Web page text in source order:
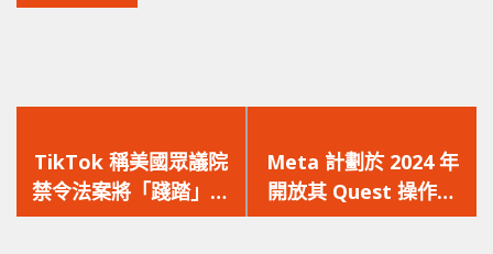
一
篇
文
TikTok 稱美國眾議院
禁令法案將「踐踏」言
論自由！
一
篇
文
Meta 計劃於 2024 年
開放其 Quest 操作系
統給第三方裝置製造